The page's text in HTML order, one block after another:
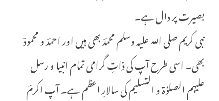
بصیرت پر دال ہے۔
نبی کریم صلی اللہ علیہ وسلم محمدؔ بھی ہیں اور احمدؔ و محمودؔ
بھی۔ اسی طرح آپ کی ذاتِ گرامی تمام انبیا و رسل
علیہم الصلوٰۃ و التسلیم کی سالارِ اعظم ہے۔ آپ اکرمؔ